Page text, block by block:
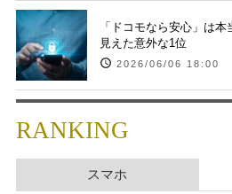
「ドコモなら安心」は
見えた意外な1位
2026/06/06 18:00
RANKING
スマホ